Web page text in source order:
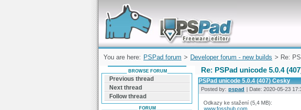
Forum can help you solve problems and quickly
find a solution with PSPad for Microsoft
Windows
You are here: PSPad forum > Developer forum - new builds > Re:
Re: PSPad unicode 5.0.4
PSPad unicode 5.0.4 (407) Cesky
Posted by: pspad | Date: 2020-05-23
Odkazy ke stažení (5,4 MB):
www.fosshub.com
BROWSE FORUM
Previous thread
Next thread
Follow thread
FORUM